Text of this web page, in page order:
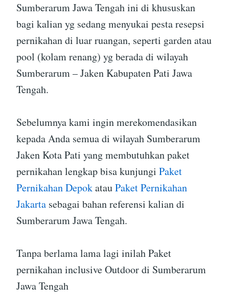
Sumberarum Jawa Tengah ini di khususkan
bagi kalian yg sedang menyukai pesta resepsi
pernikahan di luar ruangan, seperti garden atau
pool (kolam renang) yg berada di wilayah
Sumberarum – Jaken Kabupaten Pati Jawa
Tengah.
Sebelumnya kami ingin merekomendasikan
kepada Anda semua di wilayah Sumberarum
Jaken Kota Pati yang membutuhkan paket
pernikahan lengkap bisa kunjungi Paket
Pernikahan DepokatauPaket Pernikahan
Jakarta sebagai bahan referensi kalian di
Sumberarum Jawa Tengah.
Tanpa berlama lama lagi inilah Paket
pernikahan inclusive Outdoor di Sumberarum
Jawa Tengah